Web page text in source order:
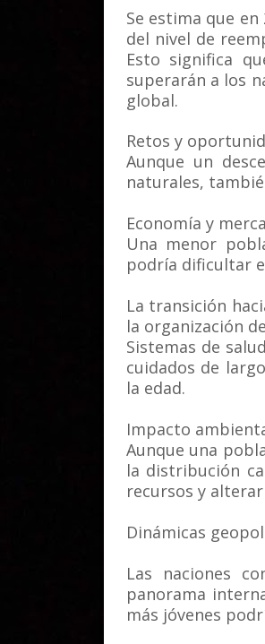
Se estima que
del nivel de
Esto significa
superarán a los
global.
Retos y
Aunque un
naturales,
Economía y
Una menor
podría dificultar
La transición
la organización
Sistemas de
cuidados de
la edad.
Impacto
Aunque una
la distribución
recursos y
Dinámicas
Las naciones
panorama
más jóvenes